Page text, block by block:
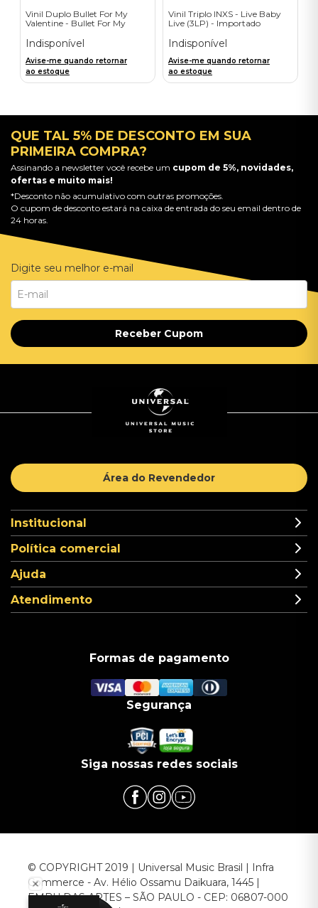
Vinil Duplo Bullet For My
Valentine - Bullet For My
Importado
Indisponível
Avise-me quando retornar
ao estoque
Vinil Triplo INXS - Live Baby
Live (3LP) - Importado
Indisponível
Avise-me quando retornar
ao estoque
QUE TAL 5% DE DESCONTO EM SUA
PRIMEIRA COMPRA?
Assinando a newsletter você recebe um cupom de 5%, novidades,
ofertas e muito mais!
*Desconto não acumulativo com outras promoções.
O cupom de desconto estará na caixa de entrada do seu email dentro de
24 horas.
Digite seu melhor e-mail
Receber Cupom
Área do Revendedor
Institucional
Política comercial
Ajuda
Atendimento
Formas de pagamento
Segurança
Siga nossas redes sociais
© COPYRIGHT 2019 | Universal Music Brasil | Infra
Commerce - Av. Hélio Ossamu Daikuara, 1445 |
EMBU DAS ARTES – SÃO PAULO - CEP: 06807-000